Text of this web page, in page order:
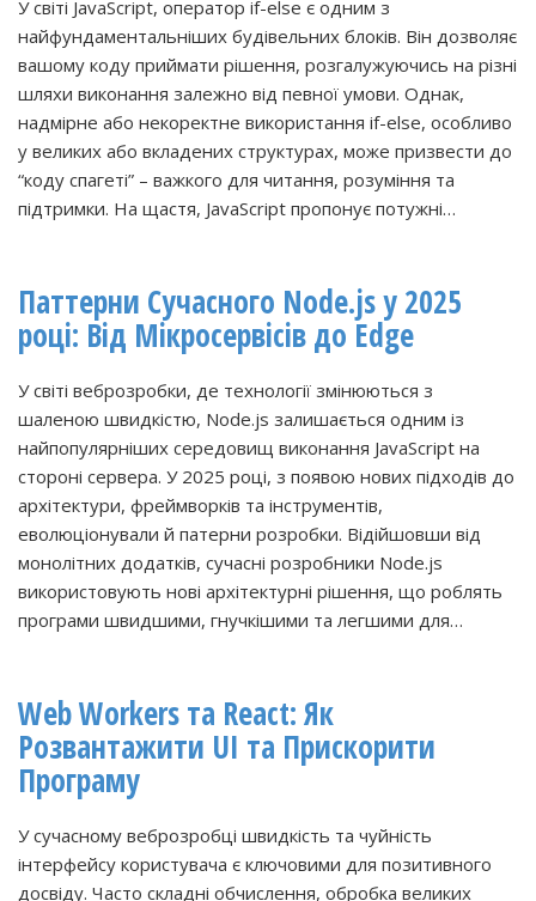
У світі JavaScript, оператор if-else є одним з
найфундаментальніших будівельних блоків. Він дозволяє
вашому коду приймати рішення, розгалужуючись на різні
шляхи виконання залежно від певної умови. Однак,
надмірне або некоректне використання if-else, особливо
у великих або вкладених структурах, може призвести до
“коду спагеті” – важкого для читання, розуміння та
підтримки. На щастя, JavaScript пропонує потужні…
Паттерни Сучасного Node.js у 2025
році: Від Мікросервісів до Edge
У світі веброзробки, де технології змінюються з
шаленою швидкістю, Node.js залишається одним із
найпопулярніших середовищ виконання JavaScript на
стороні сервера. У 2025 році, з появою нових підходів до
архітектури, фреймворків та інструментів,
еволюціонували й патерни розробки. Відійшовши від
монолітних додатків, сучасні розробники Node.js
використовують нові архітектурні рішення, що роблять
програми швидшими, гнучкішими та легшими для…
Web Workers та React: Як
Розвантажити UI та Прискорити
Програму
У сучасному веброзробці швидкість та чуйність
інтерфейсу користувача є ключовими для позитивного
досвіду. Часто складні обчислення, обробка великих